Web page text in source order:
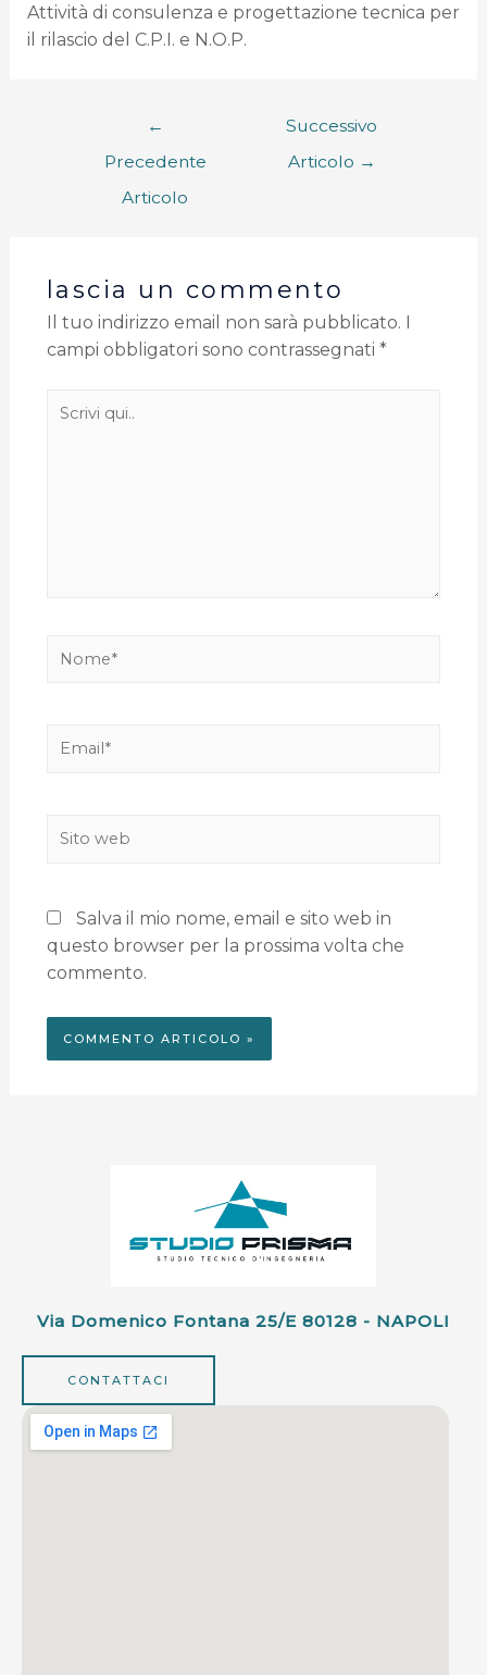
Attività di consulenza e progettazione tecnica per
il rilascio del C.P.I. e N.O.P.
←
Precedente
Articolo
Successivo
Articolo →
lascia un commento
Il tuo indirizzo email non sarà pubblicato. I
campi obbligatori sono contrassegnati *
Salva il mio nome, email e sito web in
questo browser per la prossima volta che
commento.
Via Domenico Fontana 25/e 80128 - NAPOLI
CONTATTACI